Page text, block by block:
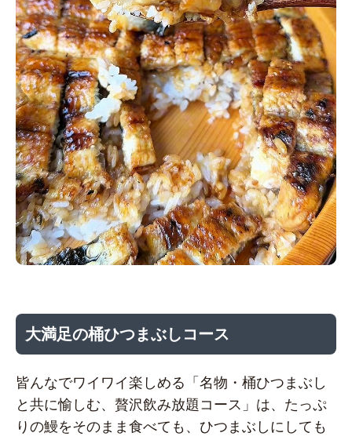
大満足の桶ひつまぶしコース
皆んなでワイワイ楽しめる「名物・桶ひつまぶし
と共に愉しむ、贅沢飲み放題コース」は、たっぷ
りの鰻をそのまま食べても、ひつまぶしにしても